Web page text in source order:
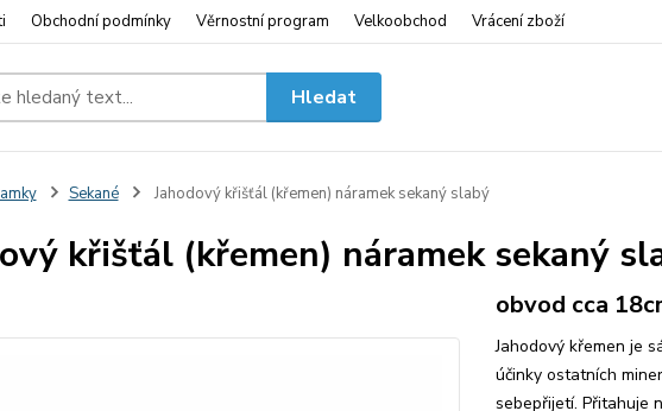
Obchodní podmínky Věrnostní program Velkoobchod Vrácení zboží
Hledat
Sekané Jahodový křišťál (křemen) náramek sekaný slabý
křišťál (křemen) náramek sekaný
obvod cca
Jahodový křemen je
účinky ostatních
sebepřijetí. Přitahuje